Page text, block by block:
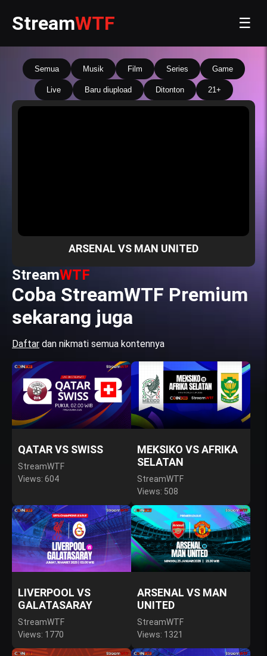
StreamWTF ☰
Semua Musik Film Series Game
Live Baru diupload Ditonton 21+
ARSENAL VS MAN UNITED
StreamWTF
Coba StreamWTF Premium
sekarang juga
Daftar dan nikmati semua kontennya
QATAR VS SWISS
StreamWTF
Views: 604
MEKSIKO VS AFRIKA
SELATAN
StreamWTF
Views: 508
LIVERPOOL VS
GALATASARAY
StreamWTF
Views: 1770
ARSENAL VS MAN
UNITED
StreamWTF
Views: 1321